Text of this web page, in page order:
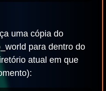
uma cópia do
para dentro do
atual em que